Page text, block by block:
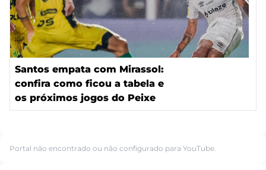
Santos empata com Mirassol:
confira como ficou a tabela e
os próximos jogos do Peixe
Portal não encontrado ou não configurado para YouTube.